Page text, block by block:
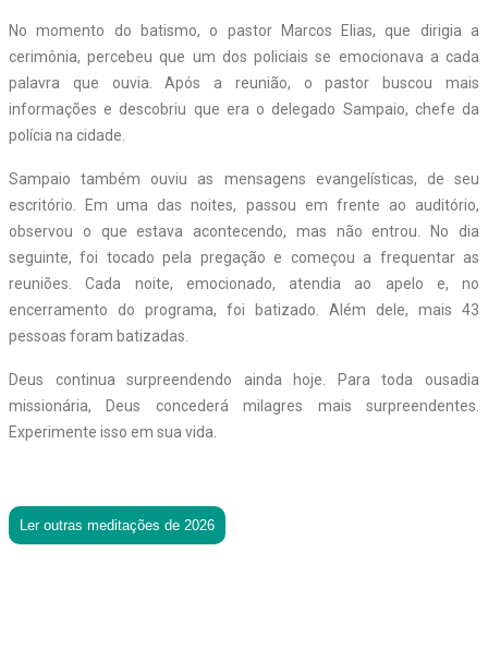
No momento do batismo, o pastor Marcos Elias, que dirigia a
cerimônia, percebeu que um dos policiais se emocionava a cada
palavra que ouvia. Após a reunião, o pastor buscou mais
informações e descobriu que era o delegado Sampaio, chefe da
polícia na cidade.
Sampaio também ouviu as mensagens evangelísticas, de seu
escritório. Em uma das noites, passou em frente ao auditório,
observou o que estava acontecendo, mas não entrou. No dia
seguinte, foi tocado pela pregação e começou a frequentar as
reuniões. Cada noite, emocionado, atendia ao apelo e, no
encerramento do programa, foi batizado. Além dele, mais 43
pessoas foram batizadas.
Deus continua surpreendendo ainda hoje. Para toda ousadia
missionária, Deus concederá milagres mais surpreendentes.
Experimente isso em sua vida.
Ler outras meditações de 2026